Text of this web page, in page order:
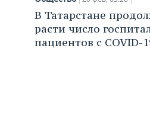
В Татарстане
расти число
пациентов с COVID-